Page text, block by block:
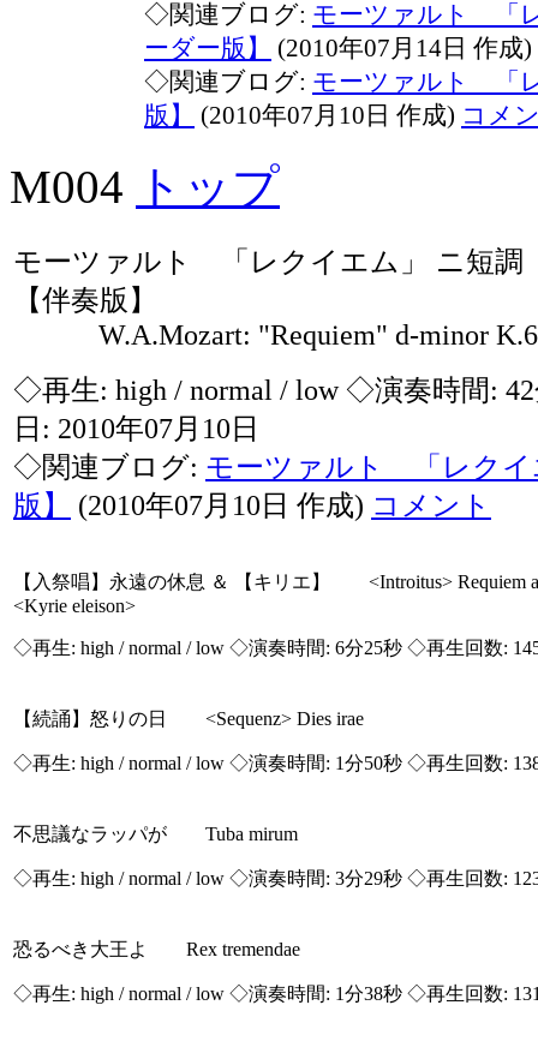
◇関連ブログ: モーツァルト 「
ーダー版】
(2010年07月14日 作成)
◇関連ブログ: モーツァルト 「
版】
(2010年07月10日 作成) コメ
M004 トップ
モーツァルト 「レクイエム」 ニ
【伴奏版】
W.A.Mozart: "Requiem" d-minor
◇再生: high / normal / low ◇演奏時間:
日: 2010年07月10日
◇関連ブログ: モーツァルト 「レクイ
版】
(2010年07月10日 作成) コメント
【入祭唱】永遠の休息 ＆ 【キリエ】 <Introitus> Requiem
<Kyrie eleison>
◇再生: high / normal / low ◇演奏時間: 6分25秒 ◇再生回数:
【続誦】怒りの日 <Sequenz> Dies irae
◇再生: high / normal / low ◇演奏時間: 1分50秒 ◇再生回数:
不思議なラッパが Tuba mirum
◇再生: high / normal / low ◇演奏時間: 3分29秒 ◇再生回数:
恐るべき大王よ Rex tremendae
◇再生: high / normal / low ◇演奏時間: 1分38秒 ◇再生回数: